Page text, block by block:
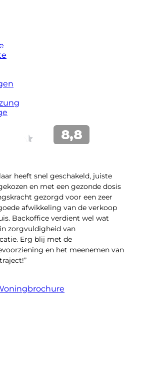
heeft snel geschakeld, juiste
en met een gezonde dosis
gezorgd voor een zeer
afwikkeling van de verkoop
Backoffice verdient wel wat
zorgvuldigheid van
Erg blij met de
en het meenemen van